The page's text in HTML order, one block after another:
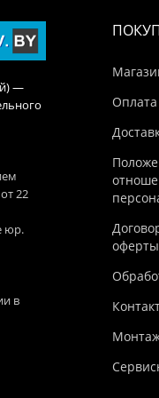
—
22
юр.
в
Оплата
оферты